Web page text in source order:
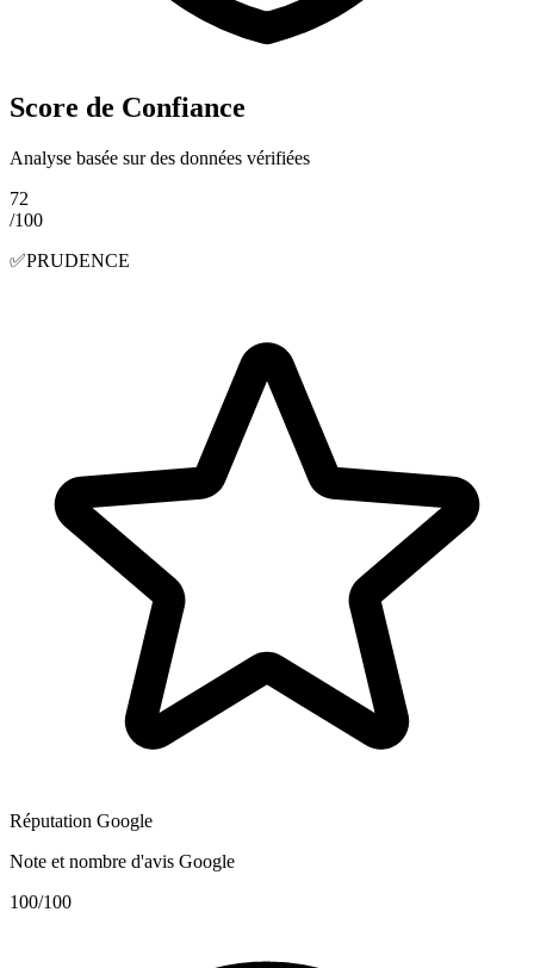
Score de Confiance
Analyse basée sur des données vérifiées
72
/100
✅PRUDENCE
Réputation Google
Note et nombre d'avis Google
100/100